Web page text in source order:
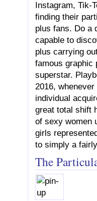
Instagram, Tik-
finding their
plus fans. Do a
capable to
plus carrying
famous graphic
superstar.
2016,
individual
great total shift
of sexy women
girls
to simply a
The